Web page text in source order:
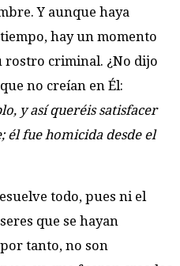
Y aunque haya
hay un momento
rostro criminal. ¿No dijo
no creían en Él:
y así queréis satisfacer
él fue homicida desde el
todo, pues ni el
que se hayan
tanto, no son